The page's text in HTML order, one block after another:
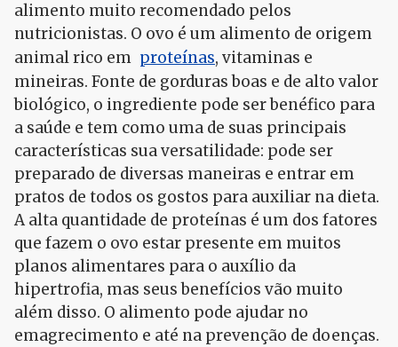
alimento muito recomendado pelos
nutricionistas. O ovo é um alimento de origem
animal rico em proteínas, vitaminas e
mineiras. Fonte de gorduras boas e de alto valor
biológico, o ingrediente pode ser benéfico para
a saúde e tem como uma de suas principais
características sua versatilidade: pode ser
preparado de diversas maneiras e entrar em
pratos de todos os gostos para auxiliar na dieta.
A alta quantidade de proteínas é um dos fatores
que fazem o ovo estar presente em muitos
planos alimentares para o auxílio da
hipertrofia, mas seus benefícios vão muito
além disso. O alimento pode ajudar no
emagrecimento e até na prevenção de doenças.